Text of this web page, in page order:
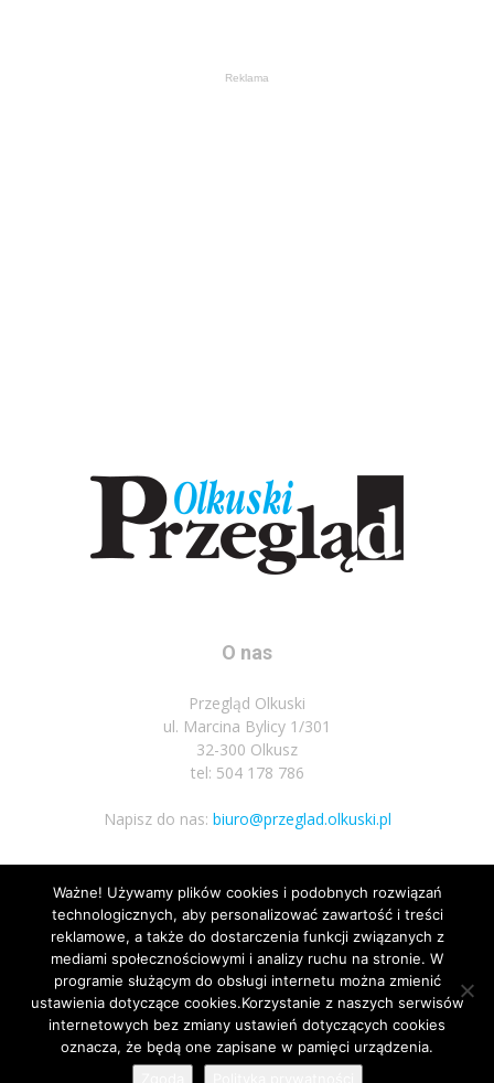
Reklama
O nas
Przegląd Olkuski
ul. Marcina Bylicy 1/301
32-300 Olkusz
tel: 504 178 786
Napisz do nas: biuro@przeglad.olkuski.pl
Podążaj za nami
Nota prawna Polityka prywatnosci Kariera Regulamin
Ważne! Używamy plików cookies i podobnych rozwiązań
technologicznych, aby personalizować zawartość i treści
reklamowe, a także do dostarczenia funkcji związanych z
mediami społecznościowymi i analizy ruchu na stronie. W
programie służącym do obsługi internetu można zmienić
ustawienia dotyczące cookies.Korzystanie z naszych serwisów
internetowych bez zmiany ustawień dotyczących cookies
oznacza, że będą one zapisane w pamięci urządzenia.